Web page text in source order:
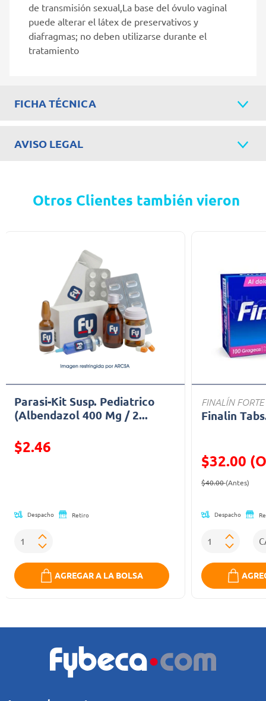
de transmisión sexual,La base del óvulo vaginal
puede alterar el látex de preservativos y
diafragmas; no deben utilizarse durante el
tratamiento
FICHA TÉCNICA
AVISO LEGAL
Otros Clientes también vieron
Parasi-Kit Susp. Pediatrico
(Albendazol 400 Mg / 2...
$2.46
Despacho Retiro
AGREGAR A LA BOLSA
FINALÍN FORTE
Finalin
$32.00
Precio
$40.00(Antes)
Despacho